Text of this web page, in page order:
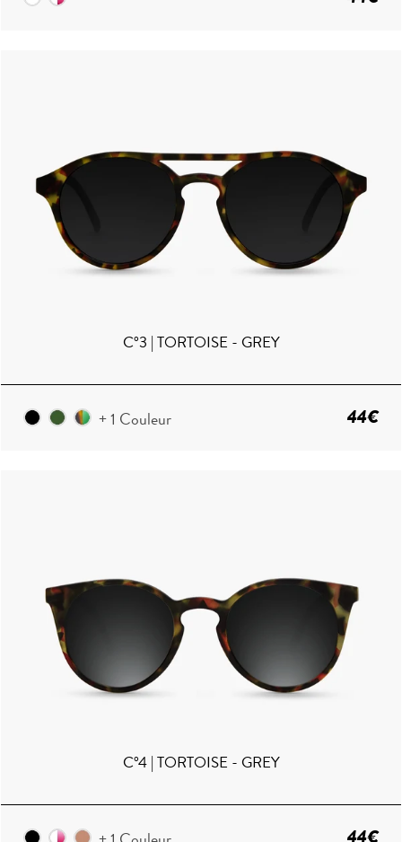
C°3 | TORTOISE - GREY
+ 1 Couleur 44€
C°4 | TORTOISE - GREY
+ 1 Couleur 44€